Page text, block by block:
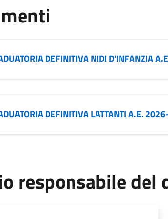
DEFINITIVA NIDI D'INFANZIA
DEFINITIVA LATTANTI A.E.
responsabile del